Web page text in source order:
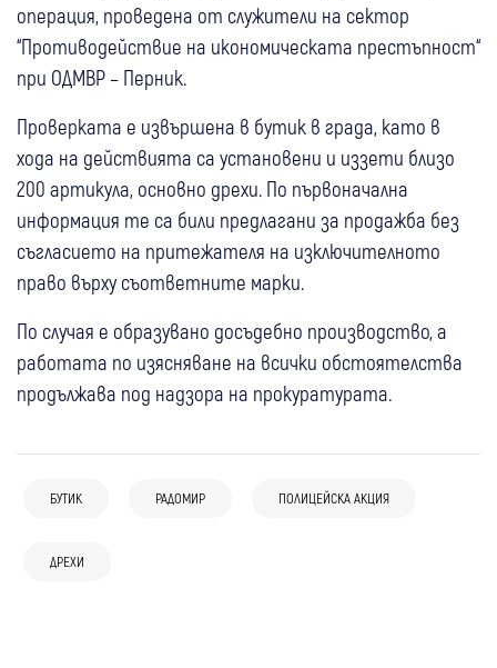
операция, проведена от служители на сектор
“Противодействие на икономическата престъпност“
при ОДМВР – Перник.
Проверката е извършена в бутик в града, като в
хода на действията са установени и иззети близо
200 артикула, основно дрехи. По първоначална
информация те са били предлагани за продажба без
съгласието на притежателя на изключителното
право върху съответните марки.
По случая е образувано досъдебно производство, а
работата по изясняване на всички обстоятелства
продължава под надзора на прокуратурата.
БУТИК РАДОМИР ПОЛИЦЕЙСКА АКЦИЯ
ДРЕХИ
12:20
насилие над дете в Радомир
Крими
Кирил Стоев с остра реакция след
Видео с брутално насилие над дете
Самоков